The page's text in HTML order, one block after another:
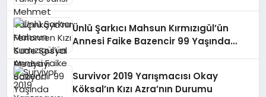
Ünlü Şarkıcı Mahsun Kırmızıgül’ün
Annesi Faike Bazencir 99 Yaşında
Survivor 2019 Yarışmacısı Okay
Köksal’ın Kızı Azra’nın Durumu